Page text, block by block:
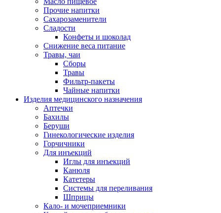
Прочие напитки
Сахарозаменители
Сладости
Конфеты и шоколад
Снижение веса питание
Травы, чаи
Сборы
Травы
Фильтр-пакеты
Чайные напитки
Изделия медицинского назначения
Аптечки
Бахилы
Беруши
Гинекологические изделия
Горчичники
Для инъекций
Иглы для инъекций
Канюля
Катетеры
Системы для переливания
Шприцы
Кало- и мочеприемники